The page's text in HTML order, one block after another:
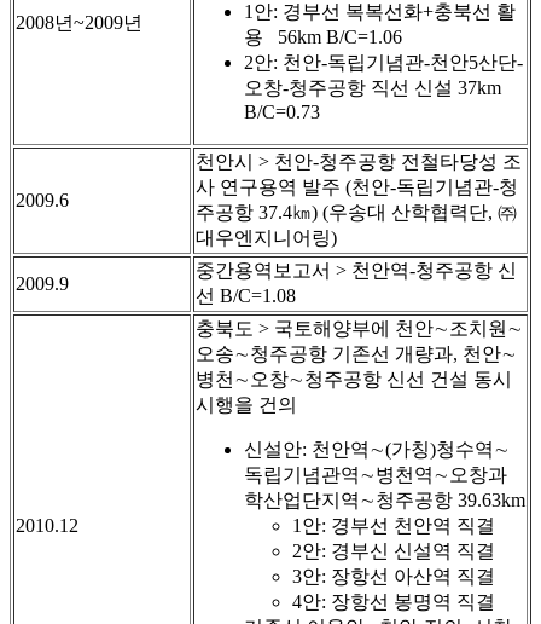
2008년~2009년
1안: 경부선 복복선화+충북선 활
용 56km B/C=1.06
2안: 천안-독립기념관-천안5산단-
오창-청주공항 직선 신설 37km
B/C=0.73
2009.6
천안시 > 천안-청주공항 전철타당성 조
사 연구용역 발주 (천안-독립기념관-청
주공항 37.4㎞) (우송대 산학협력단, ㈜
대우엔지니어링)
2009.9
중간용역보고서 > 천안역-청주공항 신
선 B/C=1.08
2010.12
충북도 > 국토해양부에 천안∼조치원∼
오송∼청주공항 기존선 개량과, 천안∼
병천∼오창∼청주공항 신선 건설 동시
시행을 건의
신설안: 천안역∼(가칭)청수역∼
독립기념관역∼병천역∼오창과
학산업단지역∼청주공항 39.63km
1안: 경부선 천안역 직결
2안: 경부신 신설역 직결
3안: 장항선 아산역 직결
4안: 장항선 봉명역 직결